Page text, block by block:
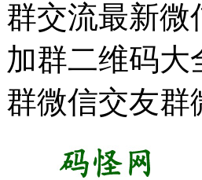
群交流最新微
加群二维码大
群微信交友群